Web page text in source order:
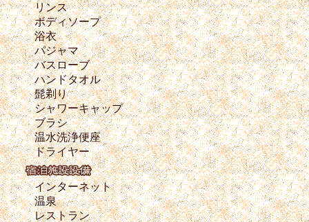
リンス
ボディソープ
浴衣
パジャマ
バスローブ
ハンドタオル
髭剃り
シャワーキャップ
ブラシ
温水洗浄便座
ドライヤー
インターネット
温泉
レストラン